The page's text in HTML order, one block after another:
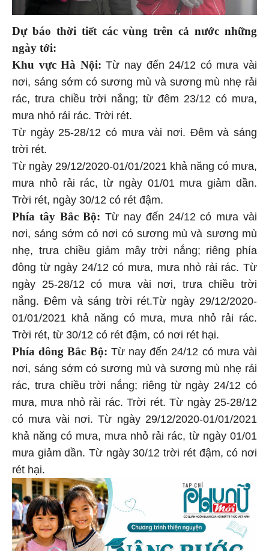
Dự báo thời tiết các vùng trên cả nước những
ngày tới:
Khu vực Hà Nội:Từ nay đến 24/12 có mưa vài
nơi, sáng sớm có sương mù và sương mù nhẹ rải
rác, trưa chiều trời nắng; từ đêm 23/12 có mưa,
mưa nhỏ rải rác. Trời rét.
Từ ngày 25-28/12 có mưa vài nơi. Đêm và sáng
trời rét.
Từ ngày 29/12/2020-01/01/2021 khả năng có mưa,
mưa nhỏ rải rác, từ ngày 01/01 mưa giảm dần.
Trời rét, ngày 30/12 có rét đậm.
Phía tây Bắc Bộ: Từ nay đến 24/12 có mưa vài
nơi, sáng sớm có nơi có sương mù và sương mù
nhẹ, trưa chiều giảm mây trời nắng; riêng phía
đông từ ngày 24/12 có mưa, mưa nhỏ rải rác. Từ
ngày 25-28/12 có mưa vài nơi, trưa chiều trời
nắng. Đêm và sáng trời rét.Từ ngày 29/12/2020-
01/01/2021 khả năng có mưa, mưa nhỏ rải rác.
Trời rét, từ 30/12 có rét đậm, có nơi rét hại.
Phía đông Bắc Bộ: Từ nay đến 24/12 có mưa vài
nơi, sáng sớm có sương mù và sương mù nhẹ rải
rác, trưa chiều trời nắng; riêng từ ngày 24/12 có
mưa, mưa nhỏ rải rác. Trời rét. Từ ngày 25-28/12
có mưa vài nơi. Từ ngày 29/12/2020-01/01/2021
khả năng có mưa, mưa nhỏ rải rác, từ ngày 01/01
mưa giảm dần. Từ ngày 30/12 trời rét đậm, có nơi
rét hại.